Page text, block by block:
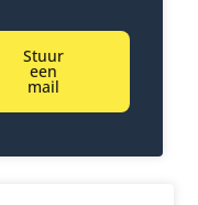
Stuur
een
mail